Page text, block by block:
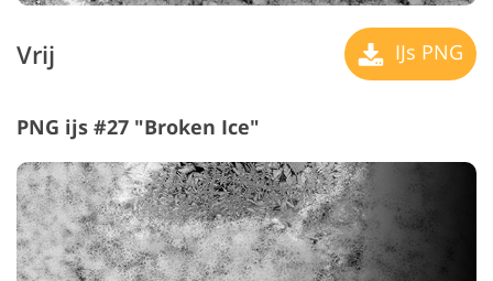
Vrij IJs PNG
PNG ijs #27 "Broken Ice"